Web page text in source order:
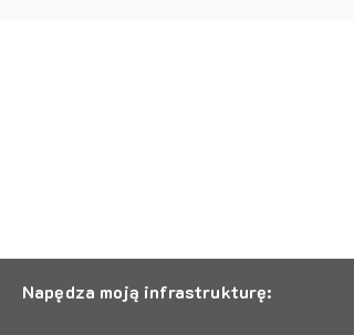
Napędza moją infrastrukturę: